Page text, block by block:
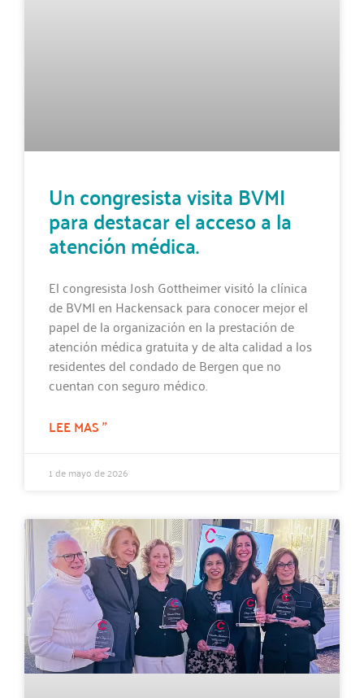
Un congresista visita BVMI
para destacar el acceso a la
atención médica.
El congresista Josh Gottheimer visitó la clínica
de BVMI en Hackensack para conocer mejor el
papel de la organización en la prestación de
atención médica gratuita y de alta calidad a los
residentes del condado de Bergen que no
cuentan con seguro médico.
LEE MAS "
1 de mayo de 2026